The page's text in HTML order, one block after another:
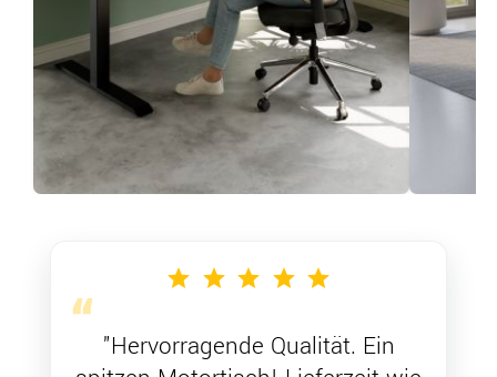
"Hervorragende Qualität. Ein